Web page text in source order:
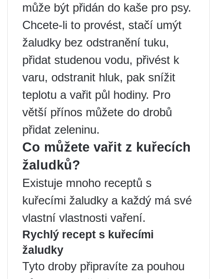
může být přidán do kaše pro psy.
Chcete-li to provést, stačí umýt
žaludky bez odstranění tuku,
přidat studenou vodu, přivést k
varu, odstranit hluk, pak snížit
teplotu a vařit půl hodiny. Pro
větší přínos můžete do drobů
přidat zeleninu.
Co můžete vařit z kuřecích
žaludků?
Existuje mnoho receptů s
kuřecími žaludky a každý má své
vlastní vlastnosti vaření.
Rychlý recept s kuřecími
žaludky
Tyto droby připravíte za pouhou